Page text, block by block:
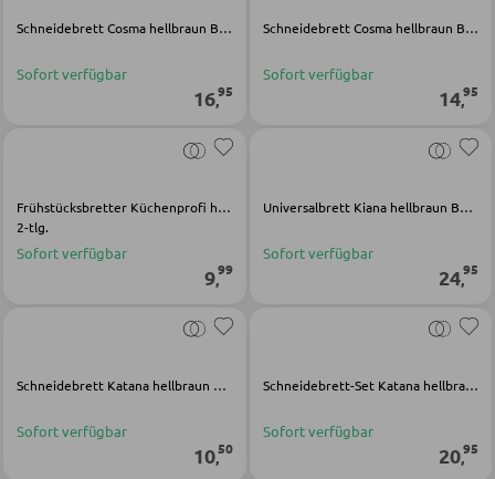
Servierwagen
Barwagen
Barstühle und Hocker
Couch- und Beistelltische
Schneidebrett Cosma hellbraun Bambus
Sofort verfügbar
16,95
Schneidebrett Cosma hellbraun Bambus
Sofort verfügbar
14,95
Frühstücksbretter Küchenprofi hellbraun Holz
2-tlg.
Sofort verfügbar
9,99
Universalbrett Kiana hellbraun Bambus
Sofort verfügbar
24,95
Schneidebrett Katana hellbraun Bambus
Sofort verfügbar
10,50
Schneidebrett-Set Katana hellbraun Bambus
Sofort verfügbar
20,95